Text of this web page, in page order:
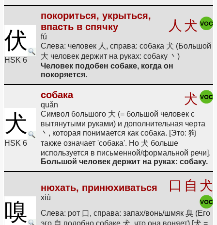
伏
HSK 6
покориться, укрыться,
впасть в спячку
fú
人 犬
Слева: человек 人, справа: собака 犬 (Большой
大 человек держит на руках: собаку 丶)
Человек подобен собаке, когда он
покоряется.
犬
HSK 6
собака
quǎn 犬
Символ большого 大 (= большой человек с
вытянутыми руками) и дополнительная черта
丶, которая понимается как собака. [Это: 狗
также означает 'собака'. Но 犬 больше
используется в письменной/формальной речи].
Большой человек держит на руках: собаку.
嗅
нюхать, принюхиваться
xiù
口 自 犬
Слева: рот 口, справа: запах/вонь/шмяк 臭 (Его
эго 自 подобно собаке 犬, что она воняет) [犬 =